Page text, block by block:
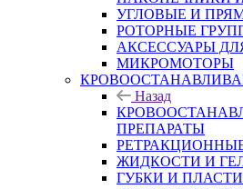
УГЛОВЫЕ И
РОТОРНЫЕ
АКСЕССУАРЫ
МИКРОМОТОРЫ
Назад
ПРЕПАРАТЫ
ЖИДКОСТИ И
ГУБКИ И